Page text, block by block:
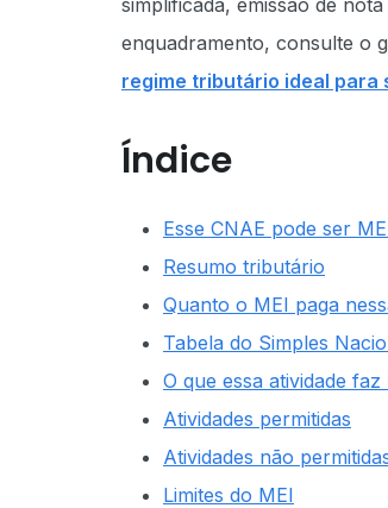
simplificada, emissão de
enquadramento, consulte o
regime tributário ideal para
Índice
Esse CNAE pode ser
Resumo tributário
Quanto o MEI paga
Tabela do Simples
O que essa atividade
Atividades permitidas
Atividades não
Limites do MEI